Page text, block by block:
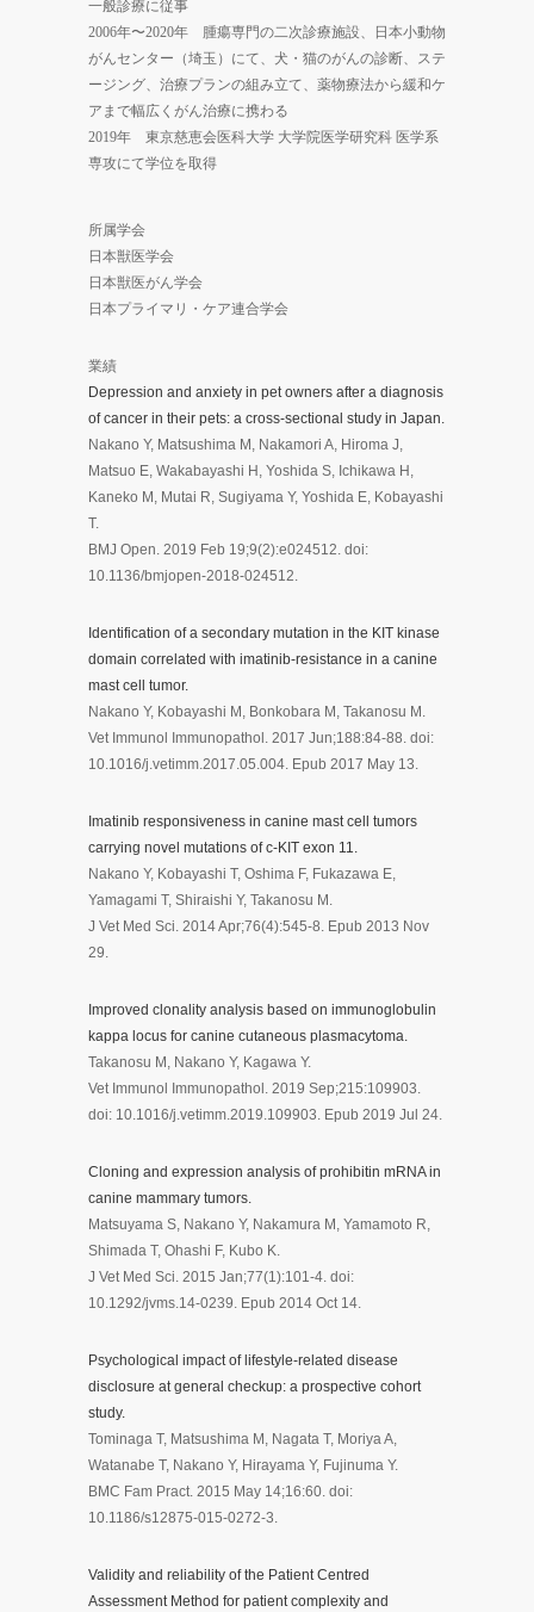
一般診療に従事
2006年〜2020年 腫瘍専門の二次診療施設、日本小動物
がんセンター（埼玉）にて、犬・猫のがんの診断、ステ
ージング、治療プランの組み立て、薬物療法から緩和ケ
アまで幅広くがん治療に携わる
2019年 東京慈恵会医科大学 大学院医学研究科 医学系
専攻にて学位を取得
所属学会
日本獣医学会
日本獣医がん学会
日本プライマリ・ケア連合学会
業績
Depression and anxiety in pet owners after a diagnosis
of cancer in their pets: a cross-sectional study in Japan.
Nakano Y, Matsushima M, Nakamori A, Hiroma J,
Matsuo E, Wakabayashi H, Yoshida S, Ichikawa H,
Kaneko M, Mutai R, Sugiyama Y, Yoshida E, Kobayashi
T.
BMJ Open. 2019 Feb 19;9(2):e024512. doi:
10.1136/bmjopen-2018-024512.
Identification of a secondary mutation in the KIT kinase
domain correlated with imatinib-resistance in a canine
mast cell tumor.
Nakano Y, Kobayashi M, Bonkobara M, Takanosu M.
Vet Immunol Immunopathol. 2017 Jun;188:84-88. doi:
10.1016/j.vetimm.2017.05.004. Epub 2017 May 13.
Imatinib responsiveness in canine mast cell tumors
carrying novel mutations of c-KIT exon 11.
Nakano Y, Kobayashi T, Oshima F, Fukazawa E,
Yamagami T, Shiraishi Y, Takanosu M.
J Vet Med Sci. 2014 Apr;76(4):545-8. Epub 2013 Nov
29.
Improved clonality analysis based on immunoglobulin
kappa locus for canine cutaneous plasmacytoma.
Takanosu M, Nakano Y, Kagawa Y.
Vet Immunol Immunopathol. 2019 Sep;215:109903.
doi: 10.1016/j.vetimm.2019.109903. Epub 2019 Jul 24.
Cloning and expression analysis of prohibitin mRNA in
canine mammary tumors.
Matsuyama S, Nakano Y, Nakamura M, Yamamoto R,
Shimada T, Ohashi F, Kubo K.
J Vet Med Sci. 2015 Jan;77(1):101-4. doi:
10.1292/jvms.14-0239. Epub 2014 Oct 14.
Psychological impact of lifestyle-related disease
disclosure at general checkup: a prospective cohort
study.
Tominaga T, Matsushima M, Nagata T, Moriya A,
Watanabe T, Nakano Y, Hirayama Y, Fujinuma Y.
BMC Fam Pract. 2015 May 14;16:60. doi:
10.1186/s12875-015-0272-3.
Validity and reliability of the Patient Centred
Assessment Method for patient complexity and